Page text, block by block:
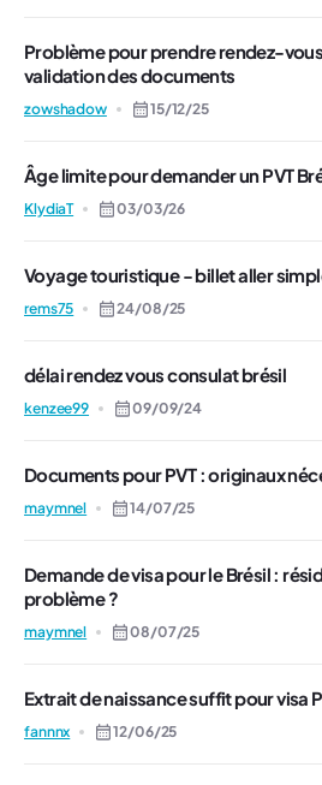
Problème pour prendre rendez-
validation des documents
zowshadow 15/12/25
Âge limite pour demander un PVT
KlydiaT 03/03/26
Voyage touristique - billet aller
rems75 24/08/25
délai rendez vous consulat brésil
kenzee99 09/09/24
Documents pour PVT : originaux
maymnel 14/07/25
Demande de visa pour le Brésil :
problème ?
maymnel 08/07/25
Extrait de naissance suffit pour visa
fannnx 12/06/25